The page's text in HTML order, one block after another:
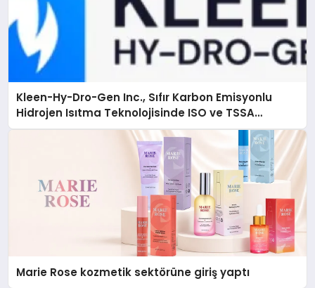
Kleen-Hy-Dro-Gen Inc., Sıfır Karbon Emisyonlu
Hidrojen Isıtma Teknolojisinde ISO ve TSSA
Düzenleyici Onaylarını Aldı
Marie Rose kozmetik sektörüne giriş yaptı